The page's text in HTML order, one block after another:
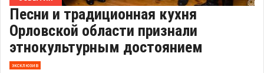
Песни и традиционная кухня
Орловской области признали
этнокультурным достоянием
эксклюзив